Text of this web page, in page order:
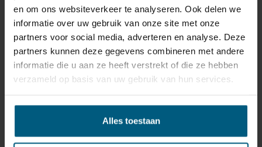
en om ons websiteverkeer te analyseren. Ook delen we
informatie over uw gebruik van onze site met onze
partners voor social media, adverteren en analyse. Deze
partners kunnen deze gegevens combineren met andere
informatie die u aan ze heeft verstrekt of die ze hebben
verzameld op basis van uw gebruik van hun services.
Alles toestaan
GERELATEERDE PRODUCTEN